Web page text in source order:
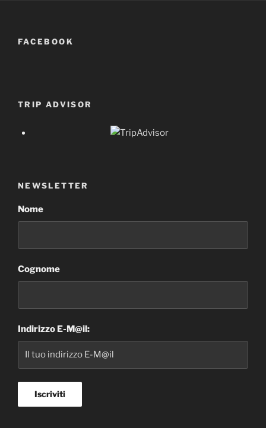
FACEBOOK
TRIP ADVISOR
NEWSLETTER
Nome
Cognome
Indirizzo E-M@il: